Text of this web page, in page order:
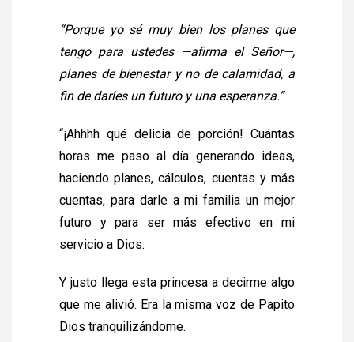
“Porque yo sé muy bien los planes que
tengo para ustedes —afirma el Señor—,
planes de bienestar y no de calamidad, a
fin de darles un futuro y una esperanza.”
“¡Ahhhh qué delicia de porción! Cuántas
horas me paso al día generando ideas,
haciendo planes, cálculos, cuentas y más
cuentas, para darle a mi familia un mejor
futuro y para ser más efectivo en mi
servicio a Dios.
Y justo llega esta princesa a decirme algo
que me alivió. Era la misma voz de Papito
Dios tranquilizándome.